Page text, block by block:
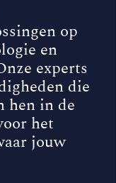
op
en
experts
die
hen in de
het
jouw